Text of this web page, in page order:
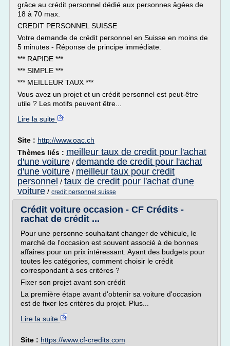
grâce au crédit personnel dédié aux personnes âgées de
18 à 70 max.
CREDIT PERSONNEL SUISSE
Votre demande de crédit personnel en Suisse en moins de
5 minutes - Réponse de principe immédiate.
*** RAPIDE ***
*** SIMPLE ***
*** MEILLEUR TAUX ***
Vous avez un projet et un crédit personnel est peut-être
utile ? Les motifs peuvent être...
Lire la suite
Site : http://www.oac.ch
Thèmes liés : meilleur taux de credit pour l'achat
d'une voiture / demande de credit pour l'achat
d'une voiture / meilleur taux pour credit
personnel / taux de credit pour l'achat d'une
voiture / credit personnel suisse
Crédit voiture occasion - CF Crédits -
rachat de crédit ...
Pour une personne souhaitant changer de véhicule, le
marché de l'occasion est souvent associé à de bonnes
affaires pour un prix intéressant. Ayant des budgets pour
toutes les catégories, comment choisir le crédit
correspondant à ses critères ?
Fixer son projet avant son crédit
La première étape avant d'obtenir sa voiture d'occasion
est de fixer les critères du projet. Plus...
Lire la suite
Site : https://www.cf-credits.com